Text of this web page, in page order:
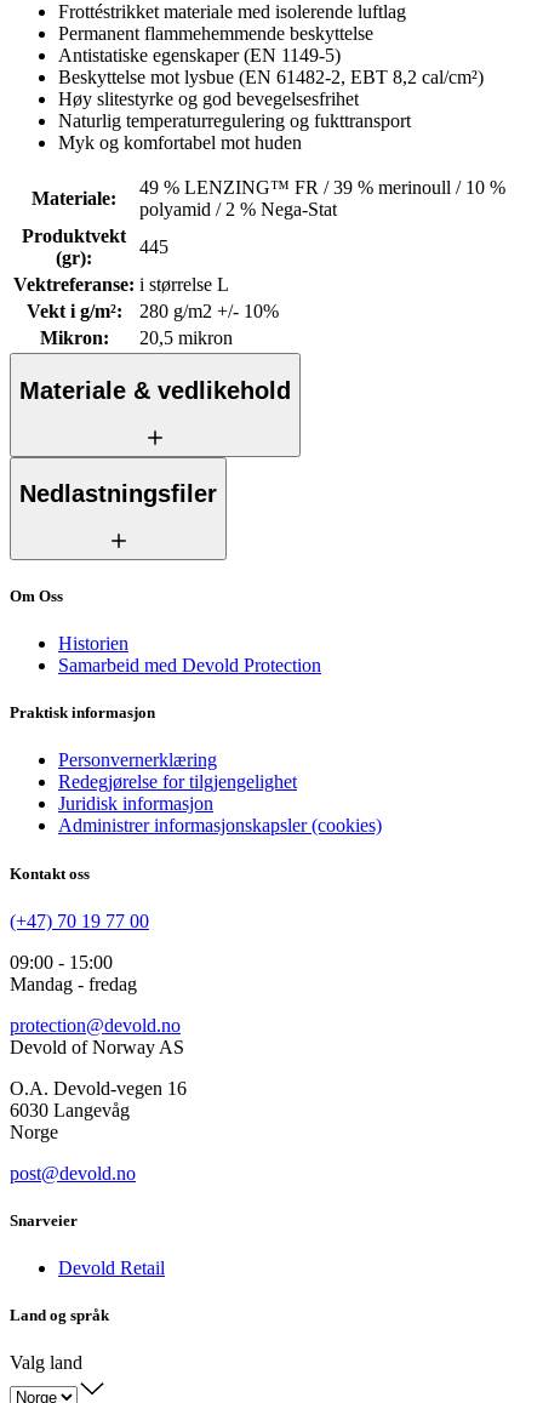
Frottéstrikket materiale med isolerende luftlag
Permanent flammehemmende beskyttelse
Antistatiske egenskaper (EN 1149-5)
Beskyttelse mot lysbue (EN 61482-2, EBT 8,2 cal/cm²)
Høy slitestyrke og god bevegelsesfrihet
Naturlig temperaturregulering og fukttransport
Myk og komfortabel mot huden
Materiale:
49 % LENZING™ FR / 39 % merinoull / 10 %
polyamid / 2 % Nega-Stat
Produktvekt
(gr):
445
Vektreferanse: i størrelse L
Vekt i g/m²:
280 g/m2 +/- 10%
Mikron: 20,5 mikron
Materiale & vedlikehold
Nedlastningsfiler
Om Oss
Historien
Samarbeid med Devold Protection
Praktisk informasjon
Personvernerklæring
Redegjørelse for tilgjengelighet
Juridisk informasjon
Administrer informasjonskapsler (cookies)
Kontakt oss
(+47) 70 19 77 00
09:00 - 15:00
Mandag - fredag
protection@devold.no
Devold of Norway AS
O.A. Devold-vegen 16
6030 Langevåg
Norge
post@devold.no
Snarveier
Devold Retail
Land og språk
Valg land